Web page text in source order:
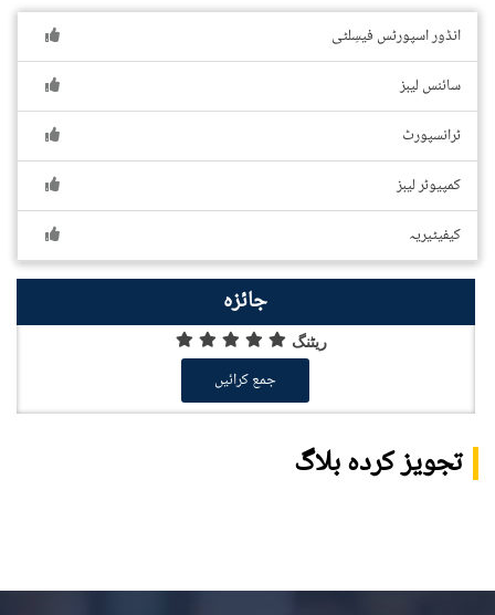
انڈور اسپورٹس فیسِلٹی
سائنس لیبز
ٹرانسپورٹ
کمپیوٹر لیبز
کیفیٹیریہ
جائزہ
ریٹنگ
جمع کرائیں
تجویز کردہ بلاگ